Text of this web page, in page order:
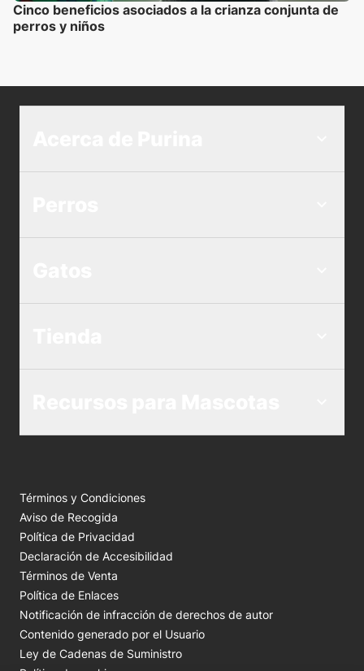
Cinco beneficios asociados a la crianza conjunta de
perros y niños
Términos y Condiciones
Aviso de Recogida
Política de Privacidad
Declaración de Accesibilidad
Términos de Venta
Política de Enlaces
Notificación de infracción de derechos de autor
Contenido generado por el Usuario
Ley de Cadenas de Suministro